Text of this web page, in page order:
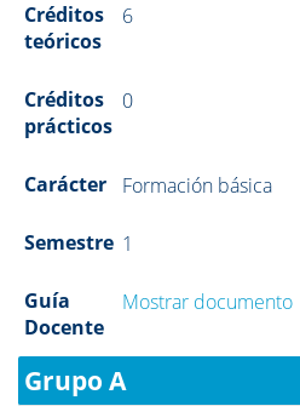
Créditos
teóricos
6
Créditos
prácticos
0
Carácter Formación básica
Semestre 1
Guía
Docente
Mostrar documento
Grupo A